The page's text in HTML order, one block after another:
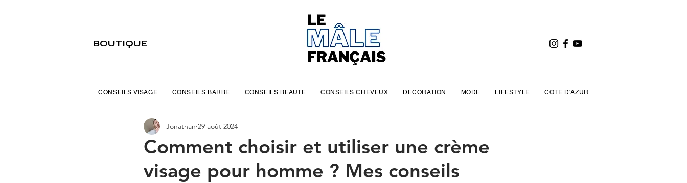
BOUTIQUE
Comment choisir et utiliser une crème
visage pour homme ? Mes conseils
Jonathan 29 août 2024
CONSEILS VISAGE CONSEILS BARBE CONSEILS BEAUTE CONSEILS CHEVEUX DECORATION MODE LIFESTYLE COTE D'AZUR